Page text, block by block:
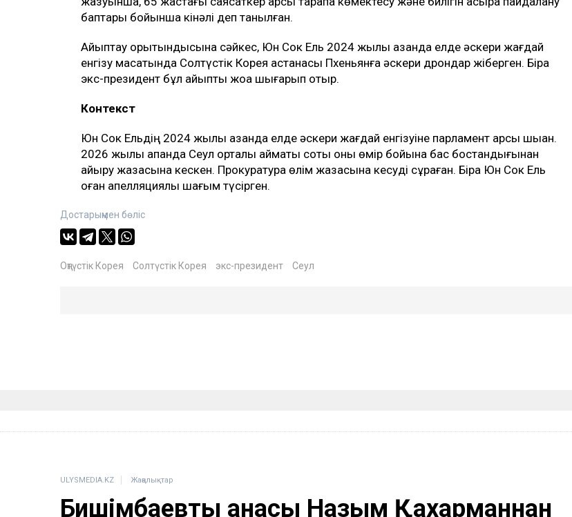
баптары бойынша кінәлі деп танылған.
Айыптау қорытындысына сәйкес, Юн Сок Ель 2024 жылы қазанда елде әскери жағдай
енгізу мақсатында Солтүстік Корея астанасы Пхеньянға әскери дрондар жіберген. Бірақ
экс-президент бұл айыпты жоққа шығарып отыр.
Контекст
Юн Сок Ельдің 2024 жылы қазанда елде әскери жағдай енгізуіне парламент қарсы шыққан.
2026 жылы ақпанда Сеул орталық аймақтық соты оны өмір бойына бас бостандығынан
айыру жазасына кескен. Прокуратура өлім жазасына кесуді сұраған. Бірақ Юн Сок Ель
оған апелляциялық шағым түсірген.
Достарыңмен бөліс
Оңтүстік Корея Солтүстік Корея экс-президент Сеул
ULYSMEDIA.KZ Жаңалықтар
Бишімбаевтың анасы Назым Қахарманнан